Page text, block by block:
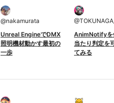
@nakamurata
Unreal EngineでDMX
照明機材動かす最初の
一歩
@
AnimNotifyを
当たり判定を
てみる